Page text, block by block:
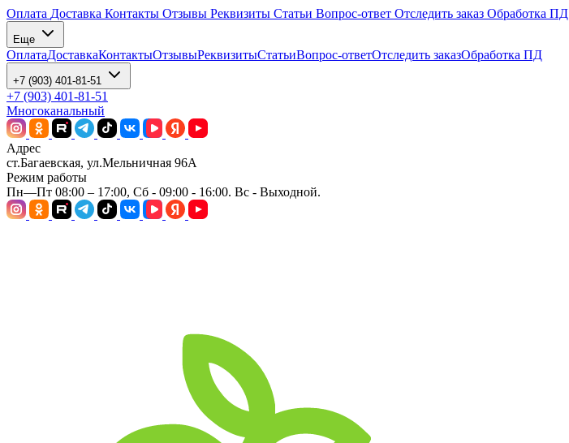
Оплата Доставка Контакты Отзывы Реквизиты Статьи Вопрос-ответ Отследить заказ Обработка ПД
Еще
ОплатаДоставкаКонтактыОтзывыРеквизитыСтатьиВопрос-ответОтследить заказОбработка ПД
+7 (903) 401-81-51
+7 (903) 401-81-51
Многоканальный
Адрес
ст.Багаевская, ул.Мельничная 96А
Режим работы
Пн—Пт 08:00 – 17:00, Сб - 09:00 - 16:00. Вс - Выходной.